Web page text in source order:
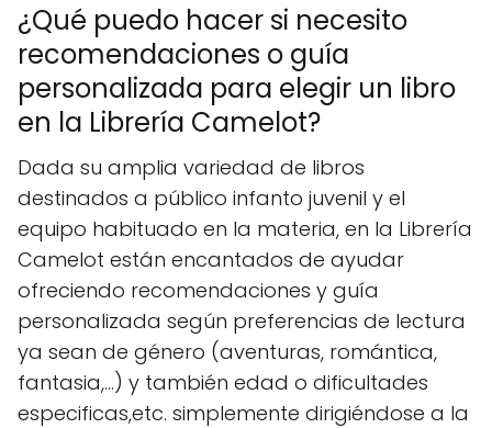
¿Qué puedo hacer si necesito
recomendaciones o guía
personalizada para elegir un libro
en la Librería Camelot?
Dada su amplia variedad de libros
destinados a público infanto juvenil y el
equipo habituado en la materia, en la Librería
Camelot están encantados de ayudar
ofreciendo recomendaciones y guía
personalizada según preferencias de lectura
ya sean de género (aventuras, romántica,
fantasia,…) y también edad o dificultades
especificas,etc. simplemente dirigiéndose a la